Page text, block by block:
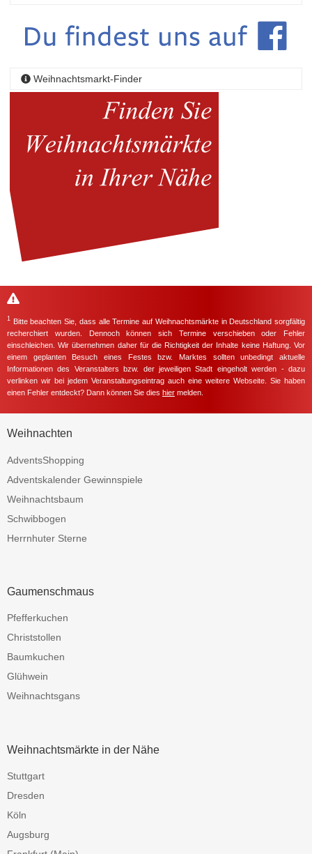
Weihnachtsmarkt-Finder
1 Bitte beachten Sie, dass alle Termine auf Weihnachtsmärkte in Deutschland sorgfältig
recherchiert wurden. Dennoch können sich Termine verschieben oder Fehler
einschleichen. Wir übernehmen daher für die Richtigkeit der Inhalte keine Haftung. Vor
einem geplanten Besuch eines Festes bzw. Marktes sollten unbedingt aktuelle
Informationen des Veranstalters bzw. der jeweiligen Stadt eingeholt werden - dazu
verlinken wir bei jedem Veranstaltungseintrag auch eine weitere Webseite. Sie haben
einen Fehler entdeckt? Dann können Sie dies hier melden.
Weihnachten
AdventsShopping
Adventskalender Gewinnspiele
Weihnachtsbaum
Schwibbogen
Herrnhuter Sterne
Gaumenschmaus
Pfefferkuchen
Christstollen
Baumkuchen
Glühwein
Weihnachtsgans
Weihnachtsmärkte in der Nähe
Stuttgart
Dresden
Köln
Augsburg